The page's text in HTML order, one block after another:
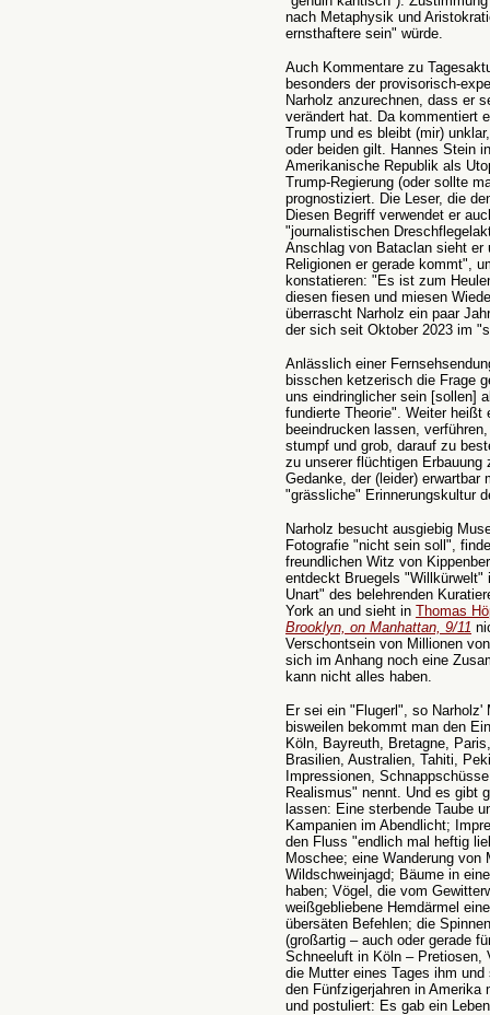
nach Metaphysik und
ernsthaftere sein" würde.
Auch Kommentare zu
besonders der provisorisch-
Narholz anzurechnen, dass er
verändert hat. Da kommentiert
Trump und es bleibt (mir)
oder beiden gilt. Hannes Stein
Amerikanische Republik als
Trump-Regierung (oder sollte
prognostiziert. Die Leser, die
Diesen Begriff verwendet er
"journalistischen
Anschlag von Bataclan sieht er
Religionen er gerade kommt",
konstatieren: "Es ist zum
diesen fiesen und miesen
überrascht Narholz ein paar
der sich seit Oktober 2023 im
Anlässlich einer
bisschen ketzerisch die Frage
uns eindringlicher sein [sollen]
fundierte Theorie". Weiter heißt
beeindrucken lassen,
stumpf und grob, darauf zu
zu unserer flüchtigen
Gedanke, der (leider) erwartbar
"grässliche" Erinnerungskultur
Narholz besucht ausgiebig
Fotografie "nicht sein soll",
freundlichen Witz von
entdeckt Bruegels "Willkürwelt"
Unart" des belehrenden
York an und sieht in Thomas
Brooklyn, on Manhattan, 9/11
Verschontsein von Millionen
sich im Anhang noch eine
kann nicht alles haben.
Er sei ein "Flugerl", so
bisweilen bekommt man den
Köln, Bayreuth, Bretagne,
Brasilien, Australien, Tahiti,
Impressionen,
Realismus" nennt. Und es gibt
lassen: Eine sterbende Taube
Kampanien im Abendlicht;
den Fluss "endlich mal heftig
Moschee; eine Wanderung von
Wildschweinjagd; Bäume in
haben; Vögel, die vom
weißgebliebene Hemdärmel
übersäten Befehlen; die
(großartig – auch oder gerade
Schneeluft in Köln – Pretiosen,
die Mutter eines Tages ihm
den Fünfzigerjahren in
und postuliert: Es gab ein